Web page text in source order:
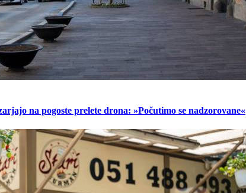
na pogoste prelete drona: »Počutimo se nadzorovane«